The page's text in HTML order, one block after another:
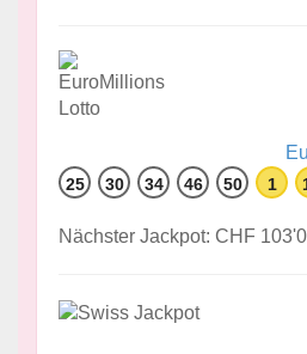
25 30 34 46 50 1
Nächster Jackpot: CHF